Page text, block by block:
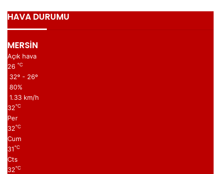
HAVA DURUMU
MERSİN
Açık hava
26 ℃
32º - 26º
80%
1.33 km/h
32℃
Per
32℃
Cum
31℃
Cts
32℃